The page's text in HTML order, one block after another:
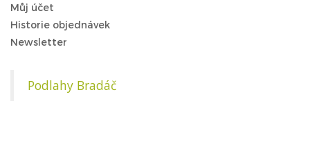
Můj účet
Historie objednávek
Newsletter
Podlahy Bradáč